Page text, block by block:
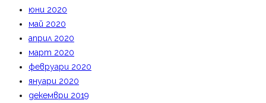
юни 2020
май 2020
април 2020
март 2020
февруари 2020
януари 2020
декември 2019